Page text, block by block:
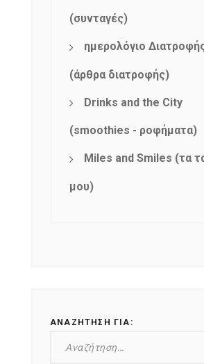
(συνταγές)
ημερολόγιο
(άρθρα διατροφής)
Drinks and the City
(smoothies - ροφήματα)
Miles and Smiles (τα
μου)
ΑΝΑΖΉΤΗΣΗ ΓΙΑ: